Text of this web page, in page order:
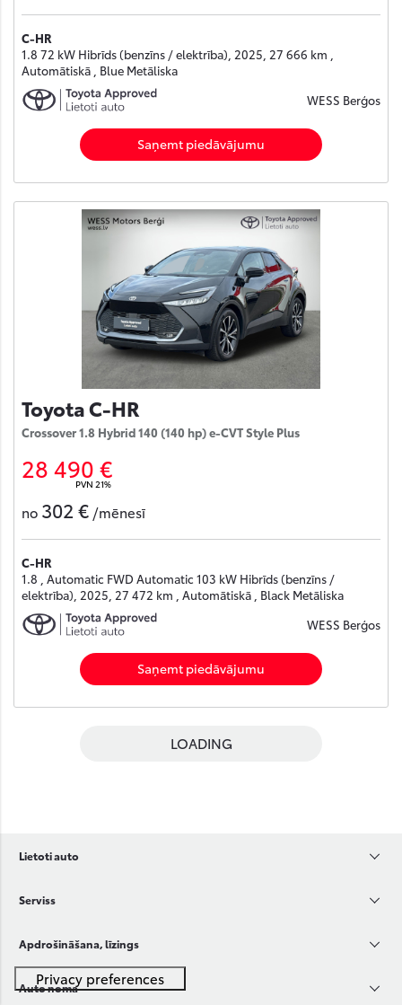
C-HR
1.8 72 kW Hibrīds (benzīns / elektrība), 2025, 27 666 km ,
Automātiskā , Blue Metāliska
WESS Berģos
Saņemt piedāvājumu
Toyota C-HR
Crossover 1.8 Hybrid 140 (140 hp) e-CVT Style Plus
28 490 €
PVN 21%
no 302 € /mēnesī
C-HR
1.8 , Automatic FWD Automatic 103 kW Hibrīds (benzīns /
elektrība), 2025, 27 472 km , Automātiskā , Black Metāliska
WESS Berģos
Saņemt piedāvājumu
LOADING
Lietoti auto
Serviss
Apdrošināšana, līzings
Auto noma